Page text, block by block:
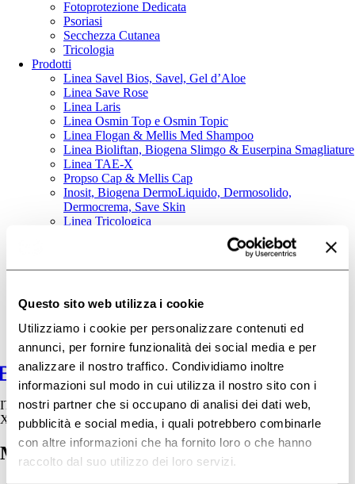
Questo sito web utilizza i cookie
Utilizziamo i cookie per personalizzare contenuti ed
annunci, per fornire funzionalità dei social media e per
analizzare il nostro traffico. Condividiamo inoltre
informazioni sul modo in cui utilizza il nostro sito con i
nostri partner che si occupano di analisi dei dati web,
pubblicità e social media, i quali potrebbero combinarle
con altre informazioni che ha fornito loro o che hanno
raccolto dal suo utilizzo dei loro servizi.
Fotoprotezione Dedicata
Psoriasi
Secchezza Cutanea
Tricologia
Prodotti
Linea Savel Bios, Savel, Gel d’Aloe
Linea Save Rose
Linea Laris
Linea Osmin Top e Osmin Topic
Linea Flogan & Mellis Med Shampoo
Linea Bioliftan, Biogena Slimgo & Euserpina Smagliature
Linea TAE-X
Propso Cap & Mellis Cap
Inosit, Biogena DermoLiquido, Dermosolido,
Dermocrema, Save Skin
Linea Tricologica
IT
X
MIR OsminTop Unguento